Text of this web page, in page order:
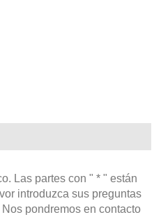
Las partes con " * " están
introduzca sus preguntas
pondremos en contacto